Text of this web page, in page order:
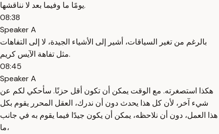
يومًا ما وفيما بعد لا نناقشها.
08:38
Speaker A
بالرغم من تغير السياقات، أشير إلى الأشياء الجيدة، لا إلى التفاهات
مثل تفاهة الآيس كريم.
08:45
Speaker A
هكذا استصغرته. مع الوقت يمكن أن تكون أقل حزنًا. سأحكي لكم عن
شيء آخر، لأن كل هذا يحدث دون أن ندرك، العقل المحرر يقوم بكل
هذا العمل، دون أن نلاحظه، يمكن أن يكون جيدًا فيما يقوم به في جانب
ما،